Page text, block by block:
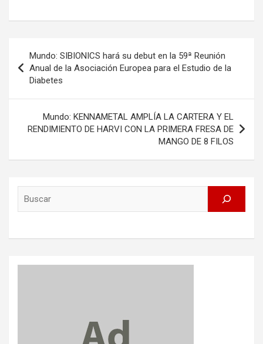
navigation
Mundo: SIBIONICS hará su debut en la 59ª Reunión
Anual de la Asociación Europea para el Estudio de la
Diabetes
Mundo: KENNAMETAL AMPLÍA LA CARTERA Y EL
RENDIMIENTO DE HARVI CON LA PRIMERA FRESA DE
MANGO DE 8 FILOS